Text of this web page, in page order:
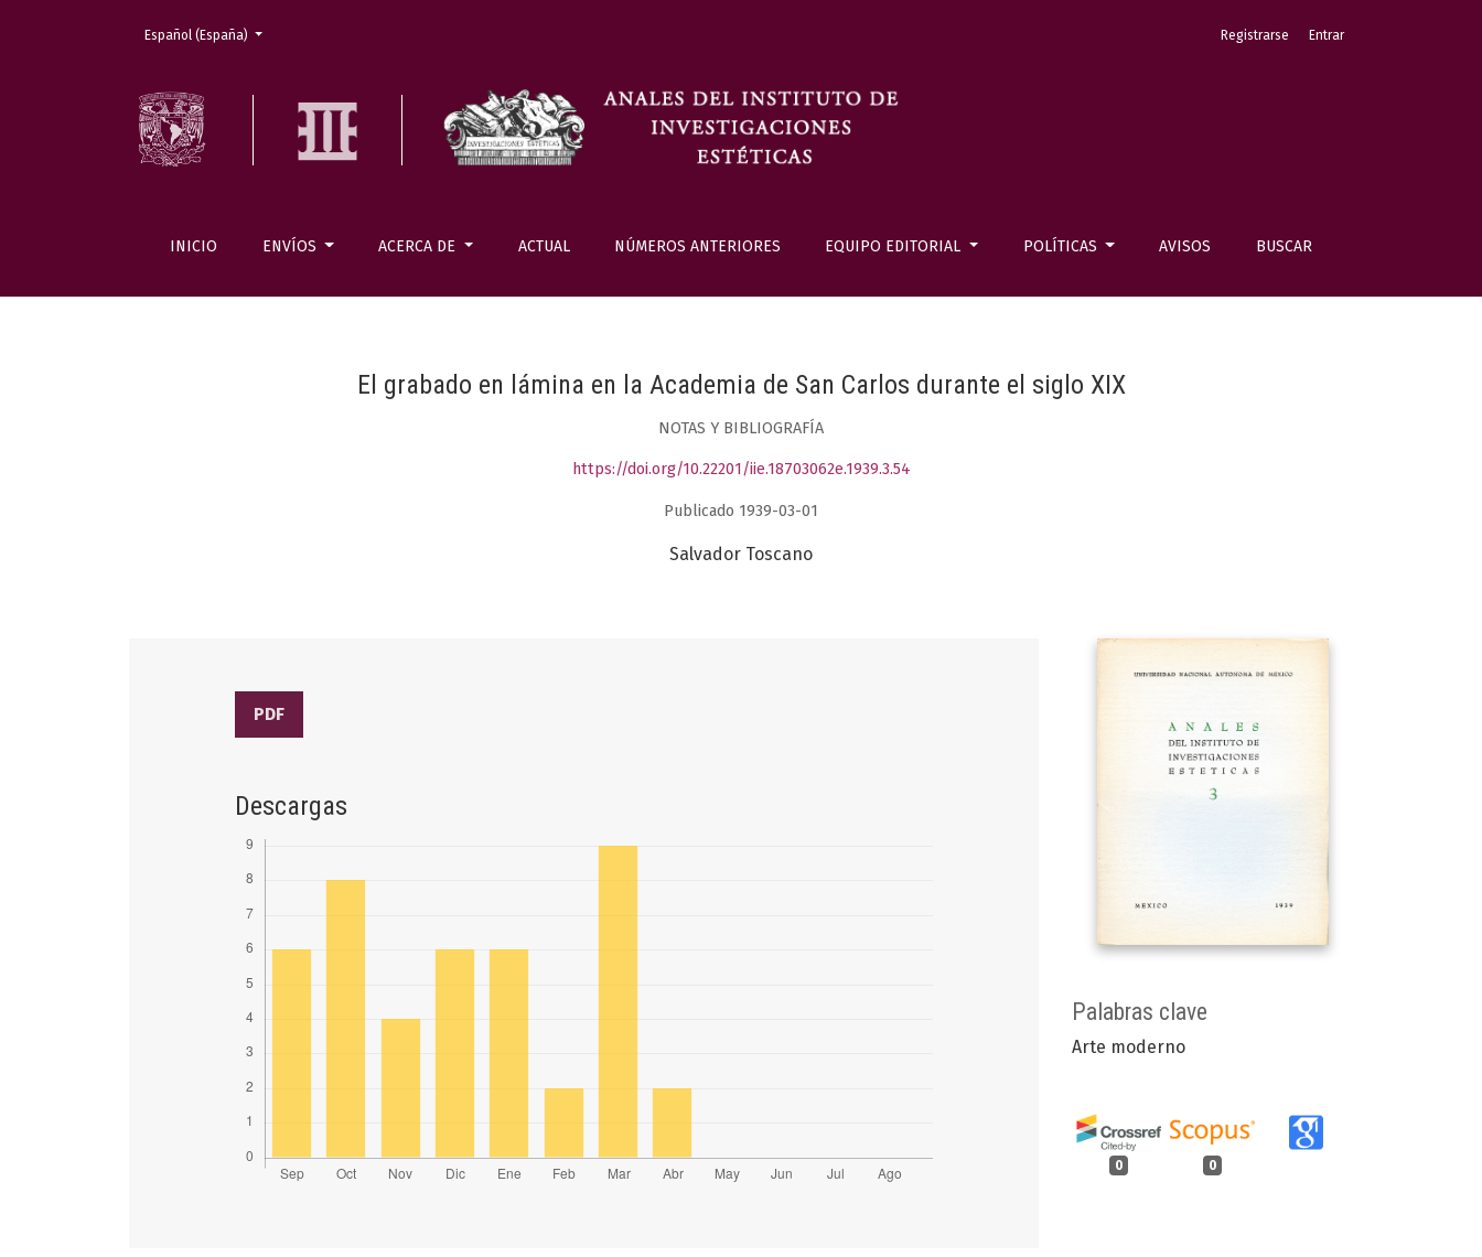
INICIO ENVÍOS ACERCA DE ACTUAL NÚMEROS ANTERIORES EQUIPO EDITORIAL POLÍTICAS AVISOS BUSCAR
Registrarse Entrar
Cambiar el idioma. El actual es:
Español (España)
El grabado en lámina en la Academia de San Carlos durante el siglo XIX
NOTAS Y BIBLIOGRAFÍA
https://doi.org/10.22201/iie.18703062e.1939.3.54
Publicado 1939-03-01
Salvador Toscano
Palabras clave
Arte moderno
0 0
PDF
Descargas